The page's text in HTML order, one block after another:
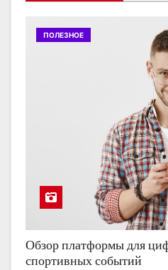
ПОЛЕЗНОЕ
Обзор платформы для
спортивных событий